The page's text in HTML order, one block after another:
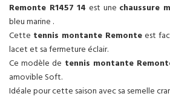
Remonte R1457 14 est une chaussure
bleu marine .
Cette tennis montante Remonteest
lacet et sa fermeture éclair.
Ce modèle de tennis montante
amovible Soft.
Idéale pour cette saison avec sa semelle